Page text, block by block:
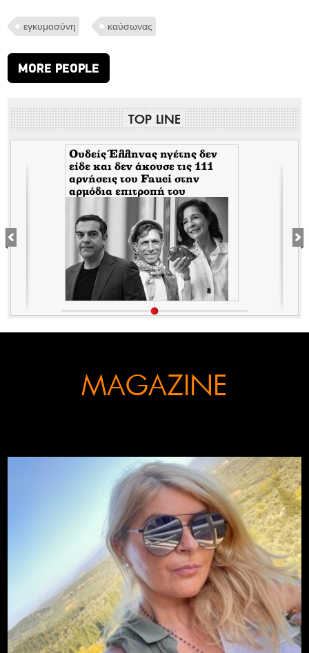
εγκυμοσύνη καύσωνας
MORE PEOPLE
TOP LINE
Ουδείς Έλληνας ηγέτης δεν
είδε και δεν άκουσε τις 111
αρνήσεις του Fauci στην
αρμόδια επιτροπή του
Κογκρέσου. Δείτε γιατί!
MAGAZINE